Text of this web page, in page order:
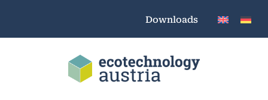
Downloads